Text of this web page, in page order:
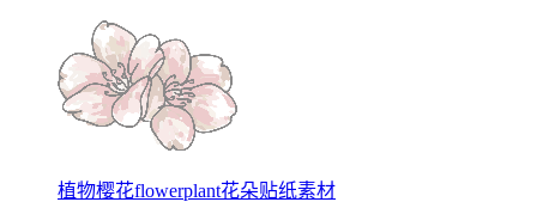
植物樱花flowerplant花朵贴纸素材